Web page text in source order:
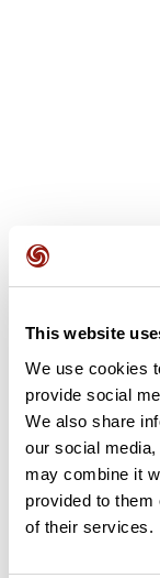
This website
We use cookies
provide social
We also share
our social
may combine it
provided to them
of their services.
Résumé